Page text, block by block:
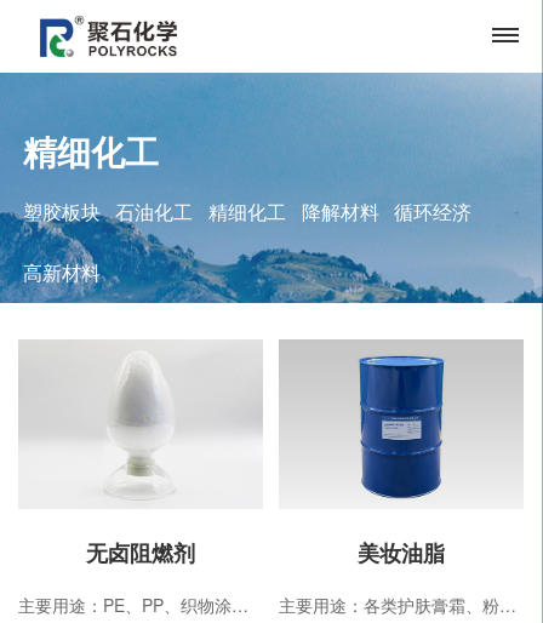
精细化工
塑胶板块 石油化工 精细化工 降解材料 循环经济
高新材料
无卤阻燃剂
主要用途：PE、PP、织物涂料、木材、电子电器、新能源汽车、工程塑料等
美妆油脂
主要用途：各类护肤膏霜、粉底霜；各类防晒产品；口红、唇膏、压粉、眼影等彩妆产品；按摩油；润发油，护发乳等。